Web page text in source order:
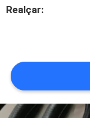
PEÇA
NOTÍCIA
Realçar: